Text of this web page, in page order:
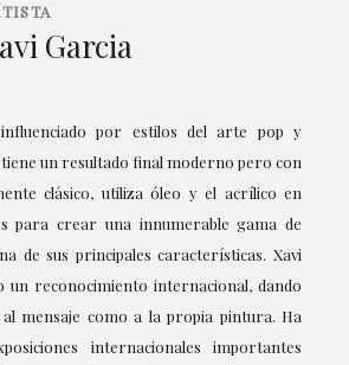
Garcia
por estilos del arte pop y
un resultado final moderno pero con
clásico, utiliza óleo y el acrílico en
para crear una innumerable gama de
de sus principales características. Xavi
un reconocimiento internacional, dando
mensaje como a la propia pintura. Ha
internacionales importantes